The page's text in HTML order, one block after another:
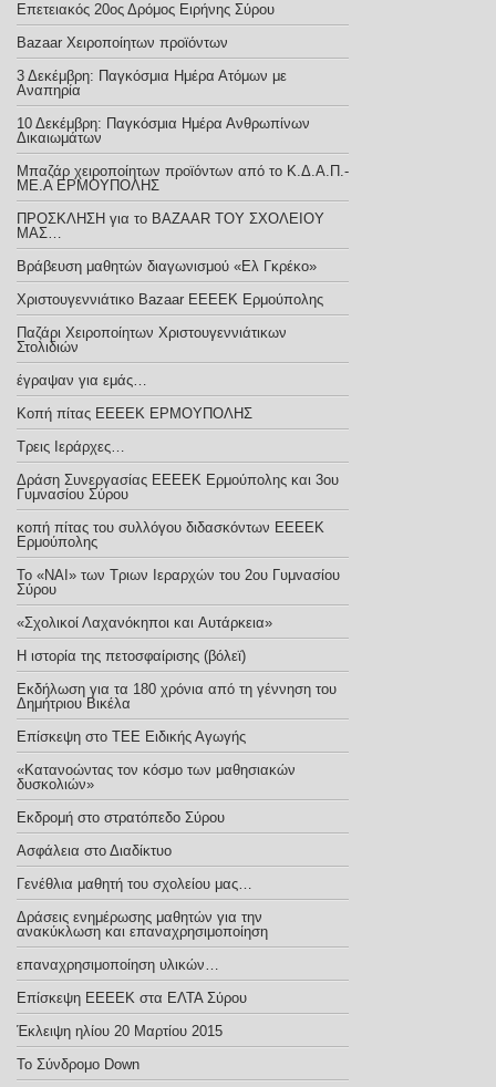
Επετειακός 20ος Δρόμος Ειρήνης Σύρου
Bazaar Xειροποίητων προϊόντων
3 Δεκέμβρη: Παγκόσμια Ημέρα Ατόμων με
Αναπηρία
10 Δεκέμβρη: Παγκόσμια Ημέρα Ανθρωπίνων
Δικαιωμάτων
Μπαζάρ χειροποίητων προϊόντων από το Κ.Δ.Α.Π.-
ΜΕ.Α ΕΡΜΟΥΠΟΛΗΣ
ΠΡΟΣΚΛΗΣΗ για το BAZAAR ΤΟΥ ΣΧΟΛΕΙΟΥ
ΜΑΣ…
Βράβευση μαθητών διαγωνισμού «Ελ Γκρέκο»
Χριστουγεννιάτικο Bazaar ΕΕΕΕΚ Ερμούπολης
Παζάρι Χειροποίητων Χριστουγεννιάτικων
Στολιδιών
έγραψαν για εμάς…
Κοπή πίτας ΕΕΕΕΚ ΕΡΜΟΥΠΟΛΗΣ
Τρεις Ιεράρχες…
Δράση Συνεργασίας ΕΕΕΕΚ Ερμούπολης και 3ου
Γυμνασίου Σύρου
κοπή πίτας του συλλόγου διδασκόντων ΕΕΕΕΚ
Ερμούπολης
Το «ΝΑΙ» των Τριων Ιεραρχών του 2ου Γυμνασίου
Σύρου
«Σχολικοί Λαχανόκηποι και Aυτάρκεια»
Η ιστορία της πετοσφαίρισης (βόλεϊ)
Εκδήλωση για τα 180 χρόνια από τη γέννηση του
Δημήτριου Βικέλα
Eπίσκεψη στο ΤΕΕ Ειδικής Αγωγής
«Κατανοώντας τον κόσμο των μαθησιακών
δυσκολιών»
Εκδρομή στο στρατόπεδο Σύρου
Ασφάλεια στο Διαδίκτυο
Γενέθλια μαθητή του σχολείου μας…
Δράσεις ενημέρωσης μαθητών για την
ανακύκλωση και επαναχρησιμοποίηση
επαναχρησιμοποίηση υλικών…
Επίσκεψη ΕΕΕΕΚ στα ΕΛΤΑ Σύρου
Έκλειψη ηλίου 20 Μαρτίου 2015
Το Σύνδρομο Down